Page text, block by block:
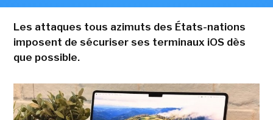
Les attaques tous azimuts des États-nations
imposent de sécuriser ses terminaux iOS dès
que possible.